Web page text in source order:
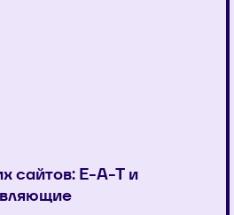
сайтов: E-A-T и